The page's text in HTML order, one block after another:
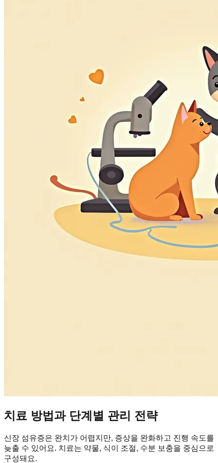
치료 방법과 단계별 관리 전략
신장 섬유증은 완치가 어렵지만, 증상을 완화하고 진행 속도를
늦출 수 있어요. 치료는 약물, 식이 조절, 수분 보충을 중심으로
구성돼요.